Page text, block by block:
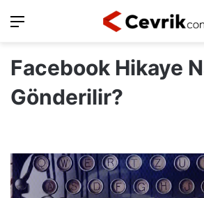
Ara
Facebook Hikaye
Gönderilir?